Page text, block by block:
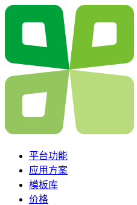
平台功能
应用方案
模板库
价格